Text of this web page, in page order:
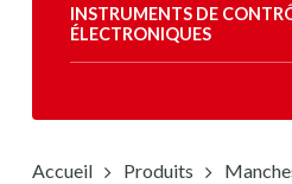
INSTRUMENTS DE
ÉLECTRONIQUES
Accueil Produits